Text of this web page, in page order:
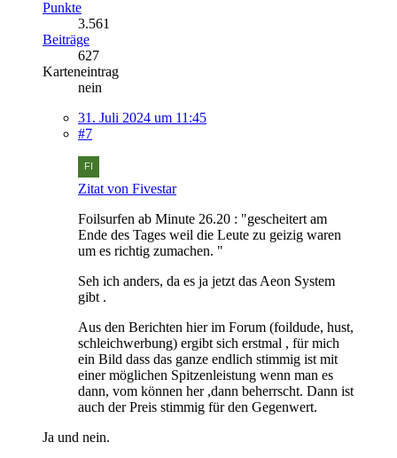
Punkte
3.561
Beiträge
627
Karteneintrag
nein
31. Juli 2024 um 11:45
#7
Zitat von Fivestar
Foilsurfen ab Minute 26.20 : "gescheitert am
Ende des Tages weil die Leute zu geizig waren
um es richtig zumachen. "
Seh ich anders, da es ja jetzt das Aeon System
gibt .
Aus den Berichten hier im Forum (foildude, hust,
schleichwerbung) ergibt sich erstmal , für mich
ein Bild dass das ganze endlich stimmig ist mit
einer möglichen Spitzenleistung wenn man es
dann, vom können her ,dann beherrscht. Dann ist
auch der Preis stimmig für den Gegenwert.
Ja und nein.